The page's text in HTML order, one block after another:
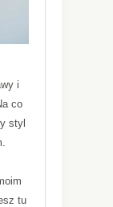
i
co
styl
tu